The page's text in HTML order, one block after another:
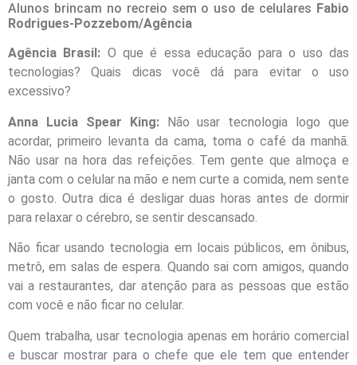
Alunos brincam no recreio sem o uso de celulares Fabio
Rodrigues-Pozzebom/Agência
Agência Brasil: O que é essa educação para o uso das
tecnologias? Quais dicas você dá para evitar o uso
excessivo?
Anna Lucia Spear King:Não usar tecnologia logo que
acordar, primeiro levanta da cama, toma o café da manhã.
Não usar na hora das refeições. Tem gente que almoça e
janta com o celular na mão e nem curte a comida, nem sente
o gosto. Outra dica é desligar duas horas antes de dormir
para relaxar o cérebro, se sentir descansado.
Não ficar usando tecnologia em locais públicos, em ônibus,
metrô, em salas de espera. Quando sai com amigos, quando
vai a restaurantes, dar atenção para as pessoas que estão
com você e não ficar no celular.
Quem trabalha, usar tecnologia apenas em horário comercial
e buscar mostrar para o chefe que ele tem que entender